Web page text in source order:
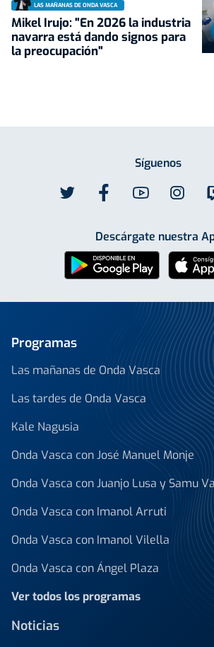
LAS MAÑANAS DE ONDA VASCA
Mikel Irujo: "En 2026 la industria
navarra está dando signos para
la preocupación"
Síguenos
Descárgate nuestra
Programas
Las mañanas de Onda Vasca
Las tardes de Onda Vasca
Kale Nagusia
Onda Vasca con José Manuel Monje
Onda Vasca con Juanjo Lusa y Samu
Onda Vasca con Imanol Arruti
Onda Vasca con Imanol Vilella
Onda Vasca con Ángel Plaza
Ver todos los programas
Noticias